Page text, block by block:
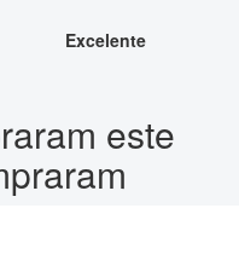
Excelente
este